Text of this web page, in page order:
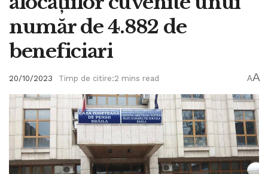
număr de 4.882 de
beneficiari
20/10/2023 Timp de citire:2 mins read AA